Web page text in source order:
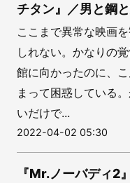
チタン』／男と鋼
ここまで異常な映画
しれない。かなりの
館に向かったのに、
まって困惑している
いだけで...
2022-04-02 05:30
『Mr.ノーバディ2